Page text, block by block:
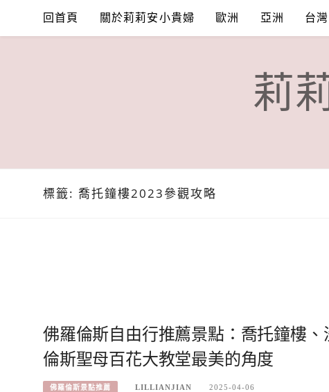
回首頁 關於莉莉安小貴婦 歐洲 亞洲 台灣
莉
標籤: 喬托鐘樓2023參觀攻略
佛羅倫斯自由行推薦景點：喬托鐘樓
倫斯聖母百花大教堂最美的角度
佛羅倫斯景點推薦 LILLIANJIAN 2025-04-06